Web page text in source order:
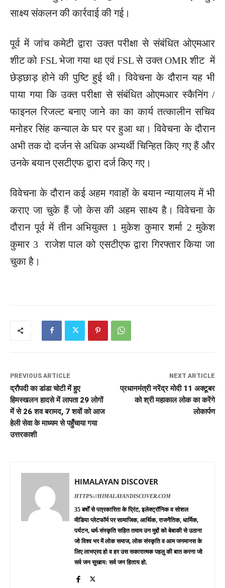
साक्ष्य संकलन की कार्रवाई की गई।
पूर्व में जांच कमेटी द्वारा उक्त परीक्षा से संबंधित ओएमआर
शीट को FSL भेजा गया था एवं FSL से उक्त OMR शीट में
छेड़छाड़ होने की पुष्टि हुई थी। विवेचना के दौरान यह भी
पाया गया कि उक्त परीक्षा से संबंधित ओएमआर स्कैनिंग /
फाइनल रिजल्ट बनाए जाने का का कार्य तत्कालीन सचिव
मनोहर सिंह कन्याल के घर पर हुआ था। विवेचना के दौरान
अभी तक दो दर्जन से अधिक अभ्यर्थी चिन्हित किए गए हैं और
उनके बयान एसटीएफ द्वारा दर्ज किए गए।
विवेचना के दौरान कई अहम गवाहों के बयान न्यायालय में भी
कराए जा चुके हैं जो केस की अहम साक्ष्य है। विवेचना के
दौरान पूर्व में तीन अभियुक्त 1 मुकेश कुमार शर्मा 2 मुकेश
कुमार 3 राजेश पाल को एसटीएफ द्वारा गिरफ्तार किया जा
चुका है।
PREVIOUS ARTICLE
द्रौपदी का डांडा चोटी में हुए
हिमस्खलन हादसे में लापता 29 लोगों
में से 26 शव बरामद, 7 शवों को आज
हेली सेवा के माध्यम से पहुँचाया गया
उत्तरकाशी
NEXT ARTICLE
प्रधानमंत्री नरेंद्र मोदी 11 अक्टूबर
को श्री महाकाल लोक का करेंगे
लोकार्पण
HIMALAYAN DISCOVER
HTTPS://HIMALAYANDISCOVER.COM
35 बर्षों से पत्रकारिता के प्रिंट, इलेक्ट्रॉनिक व सोशल
मीडिया प्लेटफॉर्म पर सामाजिक, आर्थिक, राजनैतिक, धार्मिक,
पर्यटन, धर्म-संस्कृति सहित तमाम उन मुद्दों को बेबाकी से उठाना
जो विश्व भर में लोक समाज, लोक संस्कृति व आम जनमानस के
लिए लाभप्रद हो व हर उस सकारात्मक पहलु की बात करना जो
सर्व जन सुखाय: सर्व जन हिताय हो.